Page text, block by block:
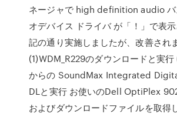
ネージャで high definition audio バ
オデバイス ドライバ が「！」で表
記の通り実施しましたが、改善され
(1)WDM_R229のダウンロードと実
からの SoundMax Integrated
DLと実行 お使いのDell OptiPlex
およびダウンロードファイルを取得